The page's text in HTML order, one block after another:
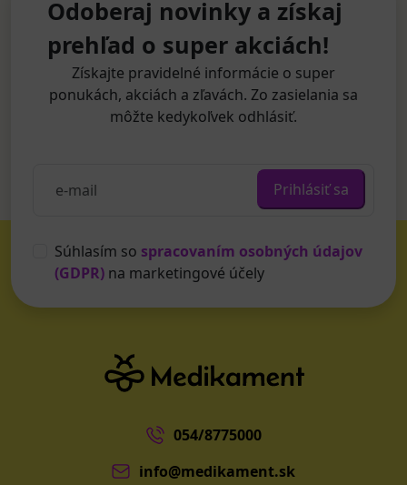
Odoberaj novinky a získaj
prehľad o super akciách!
Získajte pravidelné informácie o super
ponukách, akciách a zľavách. Zo zasielania sa
môžte kedykoľvek odhlásiť.
Prihlásiť sa
Súhlasím so spracovaním osobných údajov
(GDPR) na marketingové účely
054/8775000
info@medikament.sk